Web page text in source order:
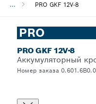
... PRO GKF 12V-8
PRO
PRO GKF 12V-8
Aккумуляторный
Номер заказа